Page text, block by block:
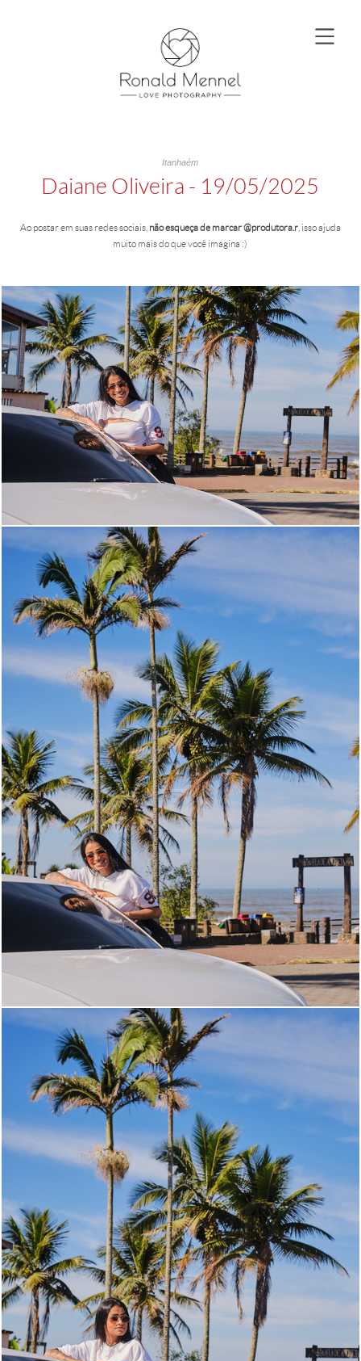
Itanhaém
Daiane Oliveira - 19/05/2025
Ao postar em suas redes sociais, não esqueça de marcar @produtora.r, isso ajuda
muito mais do que você imagina :)